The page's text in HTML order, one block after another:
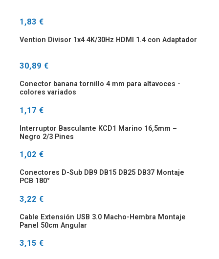
1,83 €
Vention Divisor 1x4 4K/30Hz HDMI 1.4 con Adaptador
30,89 €
Conector banana tornillo 4 mm para altavoces -
colores variados
1,17 €
Interruptor Basculante KCD1 Marino 16,5mm –
Negro 2/3 Pines
1,02 €
Conectores D-Sub DB9 DB15 DB25 DB37 Montaje
PCB 180°
3,22 €
Cable Extensión USB 3.0 Macho-Hembra Montaje
Panel 50cm Angular
3,15 €